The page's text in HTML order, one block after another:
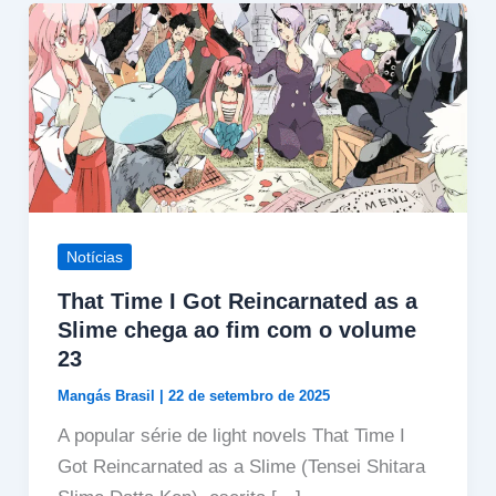
Notícias
That Time I Got Reincarnated as a
Slime chega ao fim com o volume
23
Mangás Brasil 22 de setembro de 2025
A popular série de light novels That Time I
Got Reincarnated as a Slime (Tensei Shitara